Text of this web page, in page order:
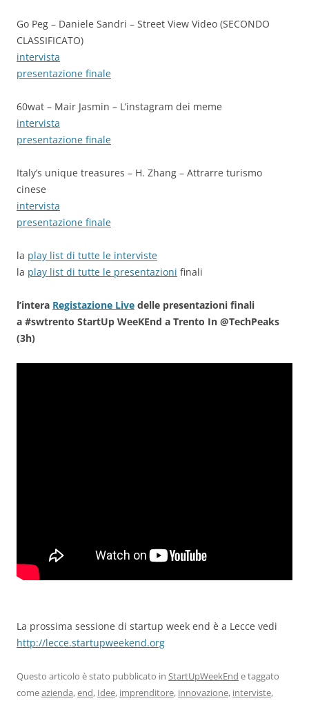
Go Peg – Daniele Sandri – Street View Video (SECONDO
CLASSIFICATO)
intervista
presentazione finale
60wat – Mair Jasmin – L’instagram dei meme
intervista
presentazione finale
Italy’s unique treasures – H. Zhang – Attrarre turismo
cinese
intervista
presentazione finale
la play list di tutte le interviste
la play list di tutte le presentazioni finali
l’intera Registazione Live delle presentazioni finali
a #swtrento StartUp WeeKEnd a Trento In @TechPeaks
(3h)
La prossima sessione di startup week end è a Lecce vedi
http://lecce.startupweekend.org
Questo articolo è stato pubblicato in StartUpWeekEnd e taggato
comeazienda,end, Idee, imprenditore, innovazione, interviste,